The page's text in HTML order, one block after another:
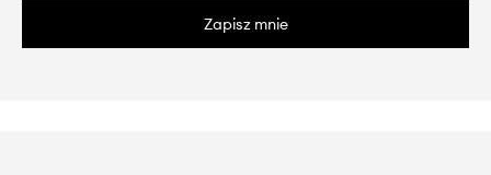
Zapisz mnie